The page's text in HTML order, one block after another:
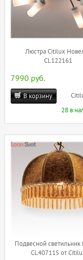
Люстра Citilux
CL122161
7990 руб.
В корзину
28 в
Подвесной светильник
CL407115 от